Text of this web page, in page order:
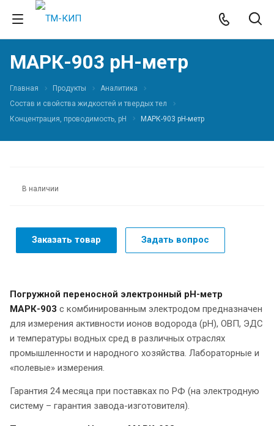
МАРК-903 рН-метр
Главная Продукты
Аналитика
Состав и свойства жидкостей и твердых тел
Концентрация, проводимость, pH
МАРК-903 рН-метр
В наличии
Заказать товар Задать вопрос
Погружной переносной электронный рН-метр
МАРК-903 с комбинированным электродом предназначен
для измерения активности ионов водорода (pH), ОВП, ЭДС
и температуры водных сред в различных отраслях
промышленности и народного хозяйства. Лабораторные и
«полевые» измерения.
Гарантия 24 месяца при поставках по РФ (на электродную
систему – гарантия завода-изготовителя).